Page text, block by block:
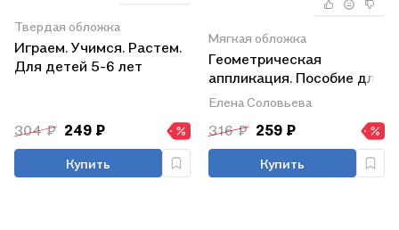
Твердая обложка
Играем. Учимся. Растем.
Для детей 5-6 лет
304 ₽ 249 ₽
Купить
Мягкая обложка
Геометрическая
аппликация. Пособие для
детей 5-6 лет
Елена Соловьева
316 ₽ 259 ₽
Купить